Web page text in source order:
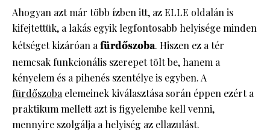
Ahogyan azt már több ízben itt, az ELLE oldalán is
kifejtettük, a lakás egyik legfontosabb helyisége minden
kétséget kizáróan afürdőszoba. Hiszen ez a tér
nemcsak funkcionális szerepet tölt be, hanem a
kényelem és a pihenés szentélye is egyben. A
fürdőszobaelemeinek kiválasztása során éppen ezért a
praktikum mellett azt is figyelembe kell venni,
mennyire szolgálja a helyiség az ellazulást.